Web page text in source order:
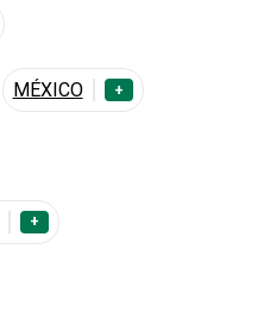
MÉXICO +
+